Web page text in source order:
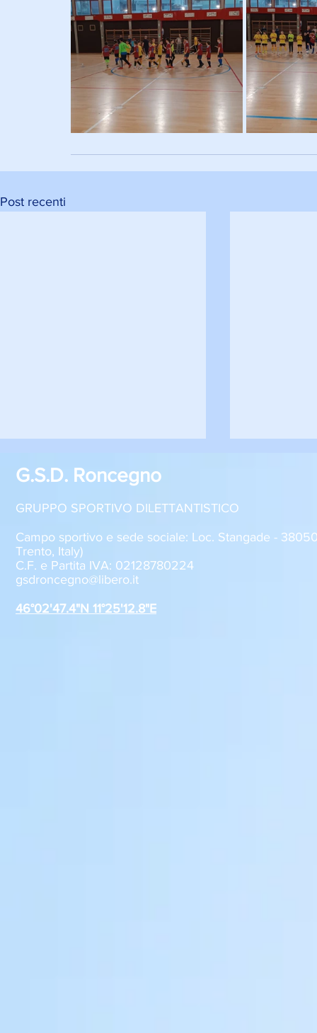
Post recenti
Sabato 8 agosto, il GSD
Roncegno alla Festa della
G.S.D. Roncegno
GRUPPO SPORTIVO DILETTANTISTICO
Campo sportivo e sede sociale: Loc. Stangade -
Trento, Italy)
C.F. e Partita IVA: 02128780224
gsdroncegno@libero.it
46°02'47.4"N 11°25'12.8"E